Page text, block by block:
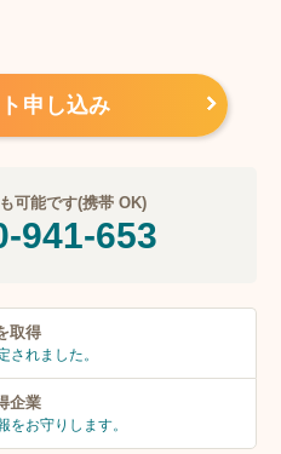
申し込み
可能です(携帯 OK)
941-653
取得
されました。
企業
をお守りします。